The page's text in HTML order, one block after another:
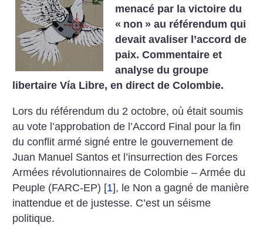
menacé par la victoire du
« non » au référendum qui
devait avaliser l’accord de
paix. Commentaire et
analyse du groupe
libertaire Vía Libre, en direct de Colombie.
Lors du référendum du 2 octobre, où était soumis
au vote l’approbation de l’Accord Final pour la fin
du conflit armé signé entre le gouvernement de
Juan Manuel Santos et l’insurrection des Forces
Armées révolutionnaires de Colombie – Armée du
Peuple (FARC-EP) [1], le Non a gagné de manière
inattendue et de justesse. C’est un séisme
politique.